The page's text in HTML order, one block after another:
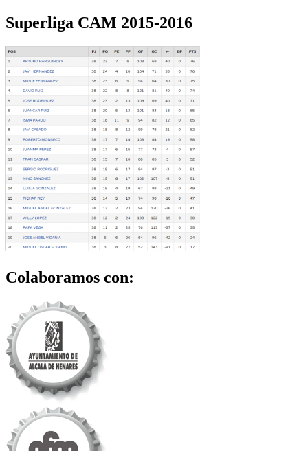
Superliga CAM 2015-2016
Colaboramos con: